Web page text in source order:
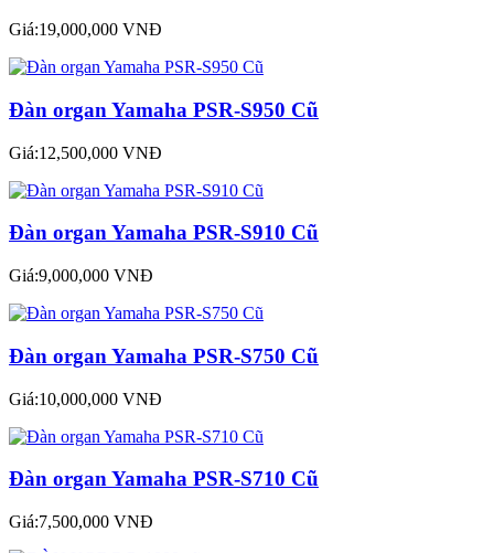
Giá:19,000,000 VNĐ
Đàn organ Yamaha PSR-S950 Cũ
Giá:12,500,000 VNĐ
Đàn organ Yamaha PSR-S910 Cũ
Giá:9,000,000 VNĐ
Đàn organ Yamaha PSR-S750 Cũ
Giá:10,000,000 VNĐ
Đàn organ Yamaha PSR-S710 Cũ
Giá:7,500,000 VNĐ